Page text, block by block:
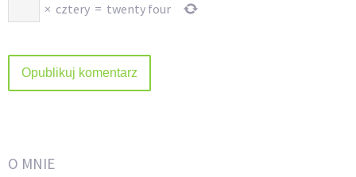
× cztery = twenty four
O MNIE